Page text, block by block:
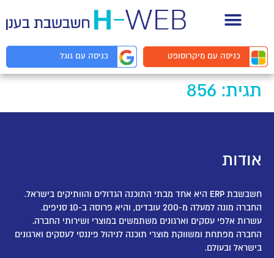
כניסה עםמיקרוסופט כניסה עם גוגל
תגית: 856
אודות
חשבשבת ERP היא אחד מבתי התוכנה הגדולים והוותיקים בישראל.
החברה מונה למעלה מ-200 עובדים, והיא פרוסה ב-10 סניפים.
עשרות אלפי עסקים וארגונים משתמשים במוצרי ושירותי החברה.
החברה מפתחת ומשווקת מוצרי תוכנה לניהול פיננסי לעסקים וארגונים
בישראל ובעולם.